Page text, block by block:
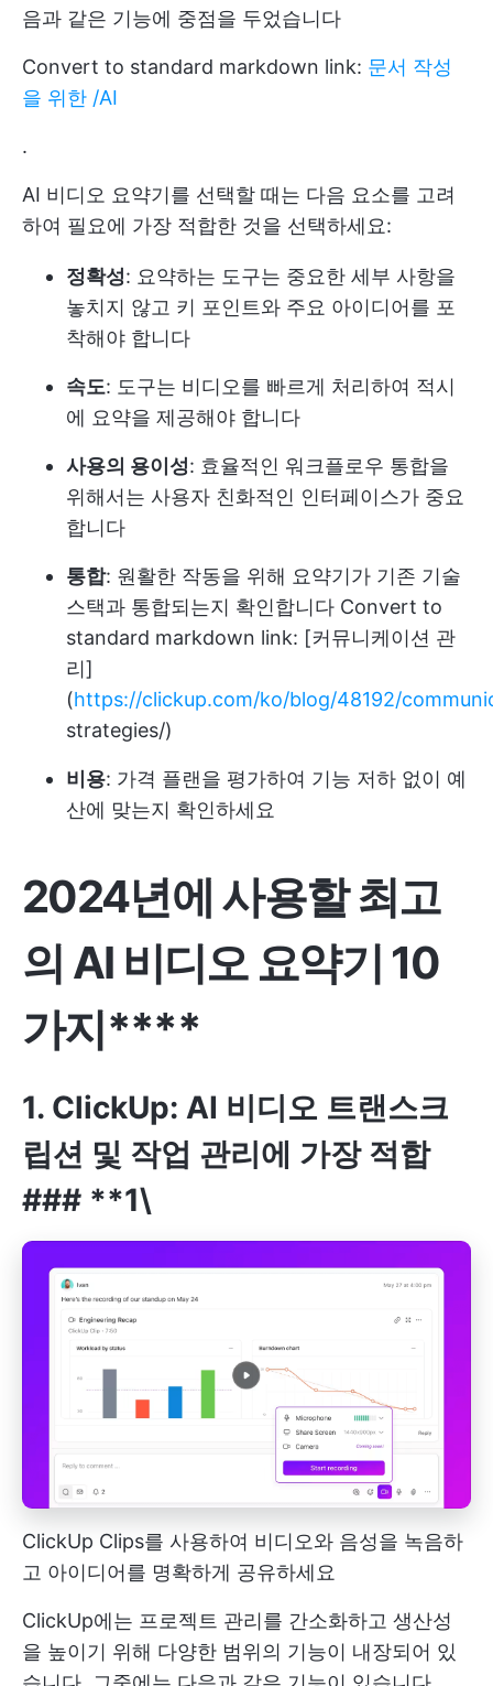
음과 같은 기능에 중점을 두었습니다
Convert to standard markdown link: 문서 작성
을 위한 /AI
.
AI 비디오 요약기를 선택할 때는 다음 요소를 고려
하여 필요에 가장 적합한 것을 선택하세요:
정확성: 요약하는 도구는 중요한 세부 사항을
놓치지 않고 키 포인트와 주요 아이디어를 포
착해야 합니다
속도: 도구는 비디오를 빠르게 처리하여 적시
에 요약을 제공해야 합니다
사용의 용이성: 효율적인 워크플로우 통합을
위해서는 사용자 친화적인 인터페이스가 중요
합니다
통합: 원활한 작동을 위해 요약기가 기존 기술
스택과 통합되는지 확인합니다 Convert to
standard markdown link: [커뮤니케이션 관
리]
(https://clickup.com/ko/blog/48192/
strategies/)
비용: 가격 플랜을 평가하여 기능 저하 없이 예
산에 맞는지 확인하세요
2024년에 사용할 최고
의 AI 비디오 요약기 10
가지****
1. ClickUp: AI 비디오 트랜스크
립션 및 작업 관리에 가장 적합
### **1\
ClickUp Clips를 사용하여 비디오와 음성을 녹음하
고 아이디어를 명확하게 공유하세요
ClickUp에는 프로젝트 관리를 간소화하고 생산성
을 높이기 위해 다양한 범위의 기능이 내장되어 있